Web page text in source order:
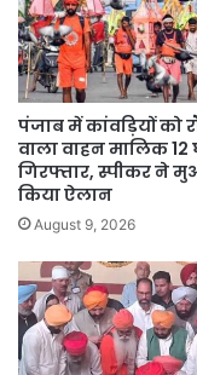
वापस
लौटना
पड़ा
पंजाब में कांवड़ियों को
वाला वाहन मालिक 12
गिरफ्तार, स्पीकर ने
किया ऐलान
August 9, 2026